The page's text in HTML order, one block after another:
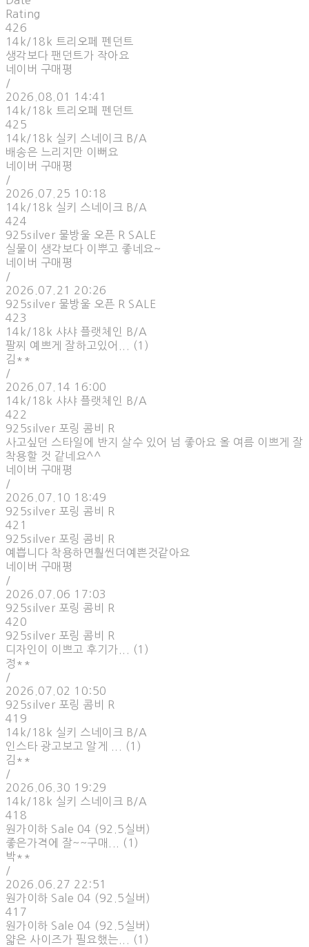
Rating
426
14k/18k 트리오페 펜던트
생각보다 팬던트가 작아요
네이버 구매평
/
2026.08.01 14:41
14k/18k 트리오페 펜던트
425
14k/18k 실키 스네이크 B/A
배송은 느리지만 이뻐요
네이버 구매평
/
2026.07.25 10:18
14k/18k 실키 스네이크 B/A
424
925silver 물방울 오픈 R SALE
실물이 생각보다 이뿌고 좋네요~
네이버 구매평
/
2026.07.21 20:26
925silver 물방울 오픈 R SALE
423
14k/18k 샤샤 플랫체인 B/A
팔찌 예쁘게 잘하고있어... (1)
김**
/
2026.07.14 16:00
14k/18k 샤샤 플랫체인 B/A
422
925silver 포링 콤비 R
사고싶던 스타일에 반지 살수 있어 넘 좋아요 올 여름 이쁘게 잘
착용할 것 같네요^^
네이버 구매평
/
2026.07.10 18:49
925silver 포링 콤비 R
421
925silver 포링 콤비 R
예쁩니다 착용하면훨씬더예쁜것같아요
네이버 구매평
/
2026.07.06 17:03
925silver 포링 콤비 R
420
925silver 포링 콤비 R
디자인이 이쁘고 후기가... (1)
정**
/
2026.07.02 10:50
925silver 포링 콤비 R
419
14k/18k 실키 스네이크 B/A
인스타 광고보고 알게 ... (1)
김**
/
2026.06.30 19:29
14k/18k 실키 스네이크 B/A
418
원가이하 Sale 04 (92.5실버)
좋은가격에 잘~~구매... (1)
박**
/
2026.06.27 22:51
원가이하 Sale 04 (92.5실버)
417
원가이하 Sale 04 (92.5실버)
얇은 사이즈가 필요했는... (1)